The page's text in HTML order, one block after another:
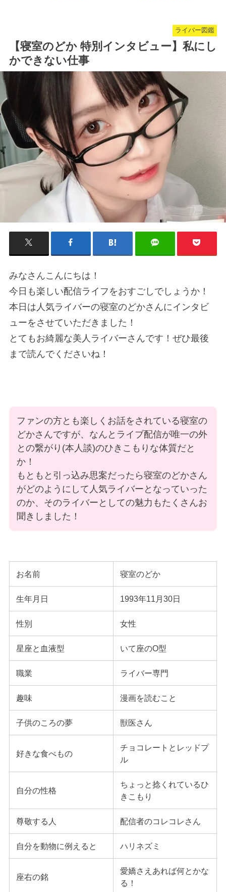
ライバー図鑑
【寝室のどか 特別インタビュー】私にし
かできない仕事
みなさんこんにちは！
今日も楽しい配信ライフをおすごしでしょうか！
本日は人気ライバーの寝室のどかさんにインタビ
ューをさせていただきました！
とてもお綺麗な美人ライバーさんです！ぜひ最後
まで読んでくださいね！
ファンの方とも楽しくお話をされている寝室の
どかさんですが、なんとライブ配信が唯一の外
との繋がり(本人談)のひきこもりな体質だと
か！
もともと引っ込み思案だったら寝室のどかさん
がどのようにして人気ライバーとなっていった
のか、そのライバーとしての魅力もたくさんお
聞きしました！
お名前 寝室のどか
生年月日 1993年11月30日
性別 女性
星座と血液型 いて座のO型
職業 ライバー専門
趣味 漫画を読むこと
子供のころの夢 獣医さん
好きな食べもの
チョコレートとレッドプ
ル
自分の性格
ちょっと捻くれているひ
きこもり
尊敬する人 配信者のコレコレさん
自分を動物に例えると ハリネズミ
座右の銘
愛嬌さえあれば何とかな
る！